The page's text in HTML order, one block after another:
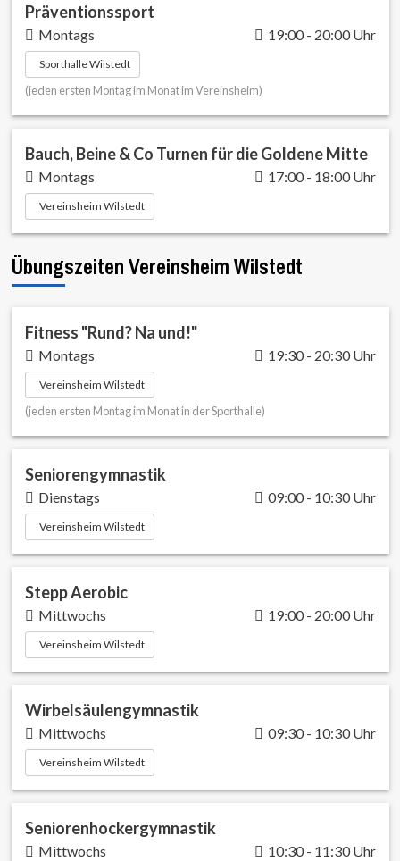
Präventionssport
Montags 19:00 - 20:00 Uhr
Sporthalle Wilstedt
(jeden ersten Montag im Monat im Vereinsheim)
Bauch, Beine & Co Turnen für die Goldene Mitte
Montags 17:00 - 18:00 Uhr
Vereinsheim Wilstedt
Übungszeiten Vereinsheim Wilstedt
Fitness "Rund? Na und!"
Montags 19:30 - 20:30 Uhr
Vereinsheim Wilstedt
(jeden ersten Montag im Monat in der Sporthalle)
Seniorengymnastik
Dienstags 09:00 - 10:30 Uhr
Vereinsheim Wilstedt
Stepp Aerobic
Mittwochs 19:00 - 20:00 Uhr
Vereinsheim Wilstedt
Wirbelsäulengymnastik
Mittwochs 09:30 - 10:30 Uhr
Vereinsheim Wilstedt
Seniorenhockergymnastik
Mittwochs 10:30 - 11:30 Uhr